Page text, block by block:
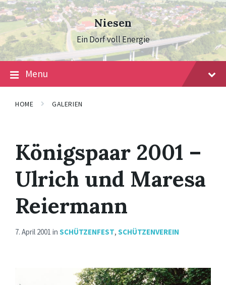
Skip
to
content
Skip
to
main
navigation
Skip
to
footer
Niesen
Ein Dorf voll Energie
Menu
HOME GALERIEN
Königspaar 2001 –
Ulrich und Maresa
Reiermann
7. April 2001 in SCHÜTZENFEST, SCHÜTZENVEREIN